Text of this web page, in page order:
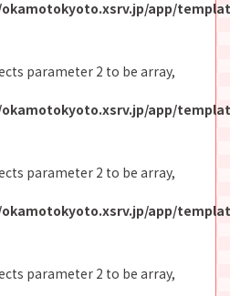
app/
parameter 2 to be array,
app/
parameter 2 to be array,
app/
parameter 2 to be array,